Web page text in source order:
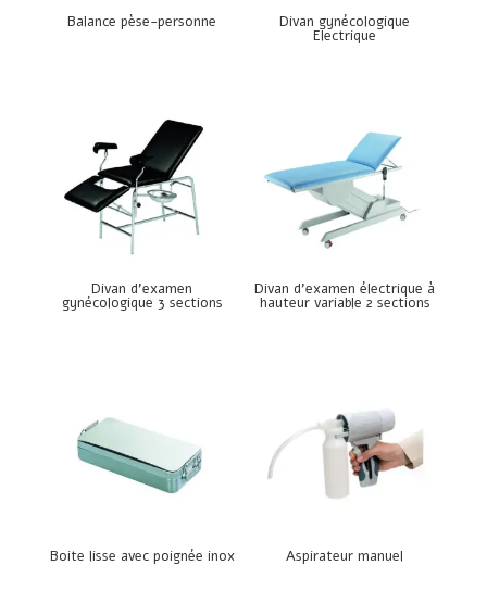
Balance pèse-personne Divan gynécologique
Electrique
Divan d’examen
gynécologique 3 sections
Divan d’examen électrique à
hauteur variable 2 sections
Boite lisse avec poignée inox Aspirateur manuel